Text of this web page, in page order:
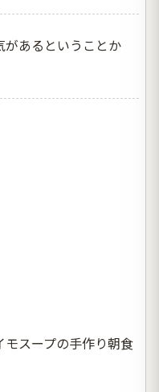
があるということか
スープの手作り朝食